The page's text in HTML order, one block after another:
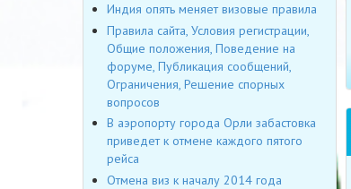
Индия опять меняет визовые правила
Правила сайта, Условия регистрации,
Общие положения, Поведение на
форуме, Публикация сообщений,
Ограничения, Решение спорных
вопросов
В аэропорту города Орли забастовка
приведет к отмене каждого пятого
рейса
Отмена виз к началу 2014 года